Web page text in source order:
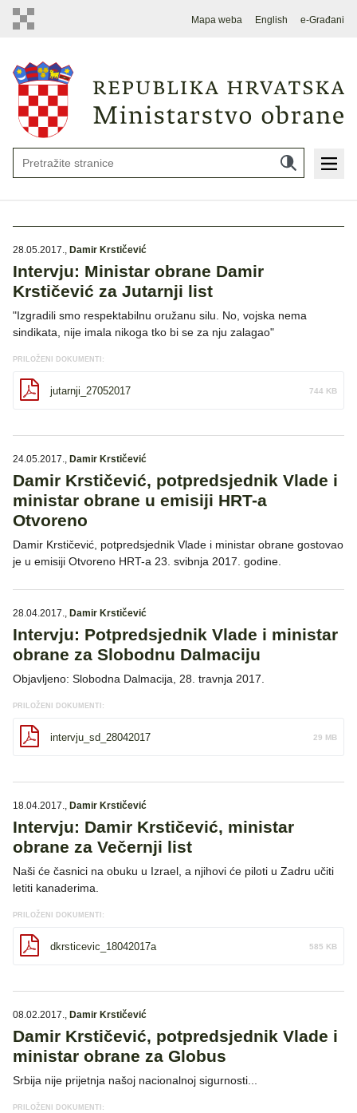
Mapa weba English e-Građani
28.05.2017., Damir Krstičević
Intervju: Ministar obrane Damir
Krstičević za Jutarnji list
"Izgradili smo respektabilnu oružanu silu. No, vojska nema
sindikata, nije imala nikoga tko bi se za nju zalagao"
PRILOŽENI DOKUMENTI:
jutarnji_27052017 744 KB
24.05.2017., Damir Krstičević
Damir Krstičević, potpredsjednik Vlade i
ministar obrane u emisiji HRT-a
Otvoreno
Damir Krstičević, potpredsjednik Vlade i ministar obrane gostovao
je u emisiji Otvoreno HRT-a 23. svibnja 2017. godine.
28.04.2017., Damir Krstičević
Intervju: Potpredsjednik Vlade i ministar
obrane za Slobodnu Dalmaciju
Objavljeno: Slobodna Dalmacija, 28. travnja 2017.
PRILOŽENI DOKUMENTI:
intervju_sd_28042017 29 MB
18.04.2017., Damir Krstičević
Intervju: Damir Krstičević, ministar
obrane za Večernji list
Naši će časnici na obuku u Izrael, a njihovi će piloti u Zadru učiti
letiti kanaderima.
PRILOŽENI DOKUMENTI:
dkrsticevic_18042017a 585 KB
08.02.2017., Damir Krstičević
Damir Krstičević, potpredsjednik Vlade i
ministar obrane za Globus
Srbija nije prijetnja našoj nacionalnoj sigurnosti...
PRILOŽENI DOKUMENTI: